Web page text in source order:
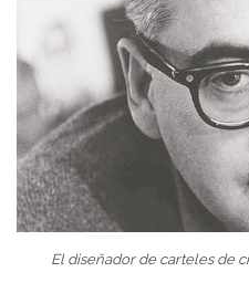
El diseñador de carteles de